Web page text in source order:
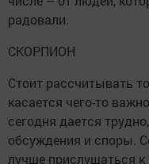
радовали.
СКОРПИОН
Стоит рассчитывать
касается чего-то
сегодня дается
обсуждения и споры.
лучше прислушаться